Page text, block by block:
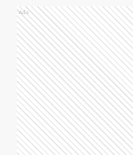
Ads